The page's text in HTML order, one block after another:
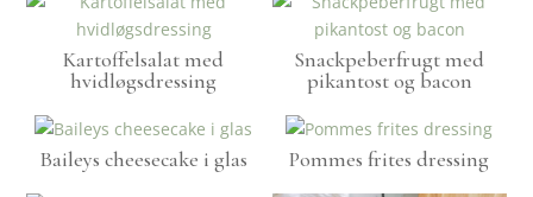
Kartoffelsalat med
hvidløgsdressing
Snackpeberfrugt med
pikantost og bacon
Baileys cheesecake i glas Pommes frites dressing